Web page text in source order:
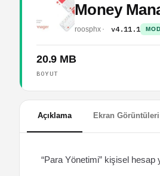
Money
roosphx v4.11.1
20.9 MB
BOYUT
Açıklama Ekran Görüntüleri
“Para Yönetimi” kişisel hesap